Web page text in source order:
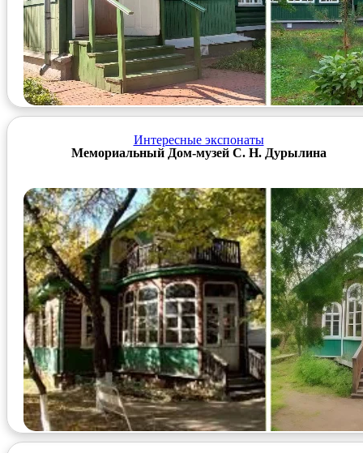
Интересные экспонаты
Фотоальбом
Ссылка на Госкаталог
Мемориальный Дом-музей С. Н. Дурылина